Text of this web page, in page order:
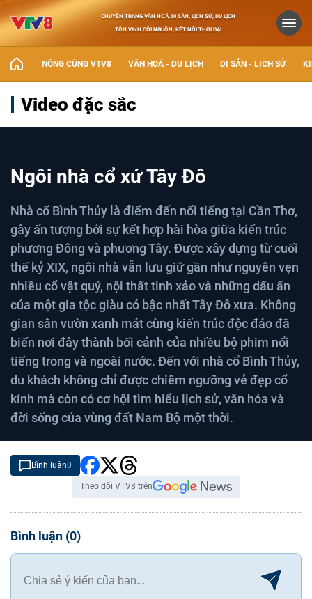
CHUYÊN TRANG VĂN HOÁ, DI SẢN, LỊCH SỬ, DU LỊCH
TÔN VINH CỘI NGUỒN, KẾT NỐI THỜI ĐẠI
NÓNG CÙNG VTV8 VĂN HOÁ - DU LỊCH DI SẢN - LỊCH SỬ
Video đặc sắc
Ngôi nhà cổ xứ Tây Đô
Nhà cổ Bình Thủy là điểm đến nổi tiếng tại Cần Thơ,
gây ấn tượng bởi sự kết hợp hài hòa giữa kiến trúc
phương Đông và phương Tây. Được xây dựng từ cuối
thế kỷ XIX, ngôi nhà vẫn lưu giữ gần như nguyên vẹn
nhiều cổ vật quý, nội thất tinh xảo và những dấu ấn
của một gia tộc giàu có bậc nhất Tây Đô xưa. Không
gian sân vườn xanh mát cùng kiến trúc độc đáo đã
biến nơi đây thành bối cảnh của nhiều bộ phim nổi
tiếng trong và ngoài nước. Đến với nhà cổ Bình Thủy,
du khách không chỉ được chiêm ngưỡng vẻ đẹp cổ
kính mà còn có cơ hội tìm hiểu lịch sử, văn hóa và
đời sống của vùng đất Nam Bộ một thời.
Bình luận0
Theo dõi VTV8 trên
Bình luận (0)